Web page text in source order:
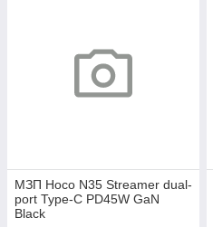
МЗП Hoco N35 Streamer dual-
port Type-C PD45W GaN
Black